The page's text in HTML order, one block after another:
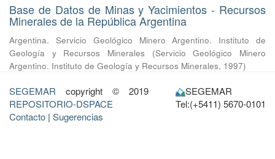
Base de Datos de Minas y Yacimientos - Recursos
Minerales de la República Argentina
Argentina. Servicio Geológico Minero Argentino. Instituto de
Geología y Recursos Minerales
(Servicio Geológico Minero
Argentino. Instituto de Geología y Recursos Minerales, 1997)
SEGEMAR copyright © 2019
REPOSITORIO-DSPACE
Contacto | Sugerencias
SEGEMAR
Tel:(+5411) 5670-0101